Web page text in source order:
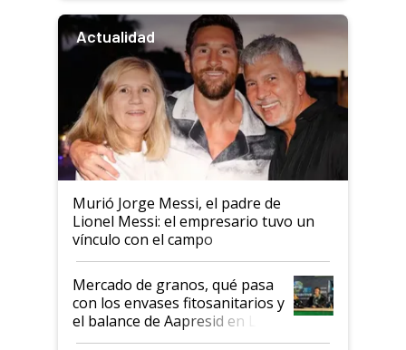
Actualidad
Murió Jorge Messi, el padre de
Lionel Messi: el empresario tuvo un
vínculo con el campo
Mercado de granos, qué pasa
con los envases fitosanitarios y
el balance de Aapresid en La
Posta